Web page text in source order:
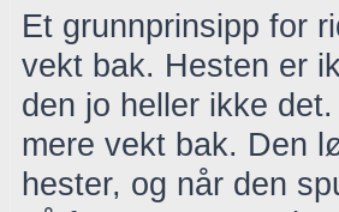
Et grunnprinsipp for
vekt bak. Hesten er
den jo heller ikke
mere vekt bak. Den
hester, og når den